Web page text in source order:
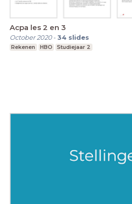
Acpa les 2 en 3
October 2020-34 slides
Rekenen HBO Studiejaar 2